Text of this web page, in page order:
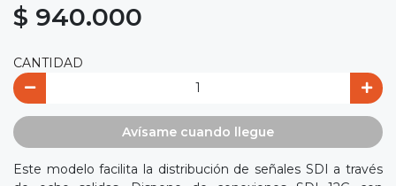
$ 940.000
CANTIDAD
Avísame cuando llegue
Este modelo facilita la distribución de señales SDI a través